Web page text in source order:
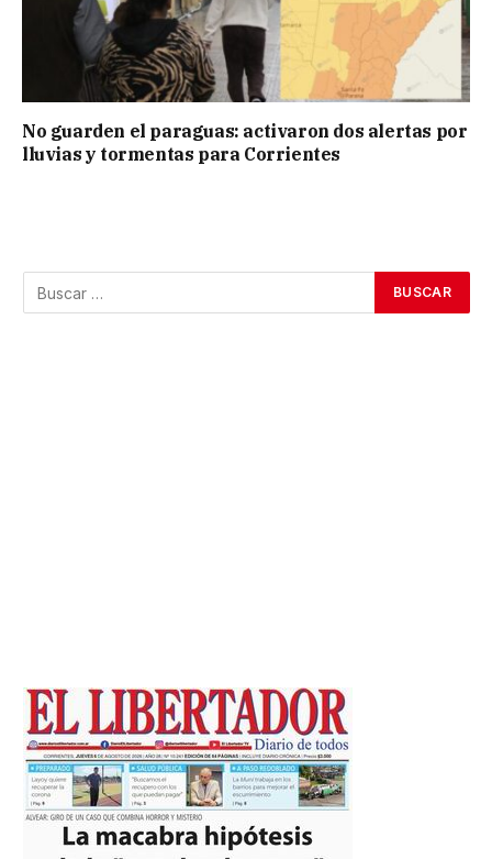
No guarden el paraguas: activaron dos alertas por
lluvias y tormentas para Corrientes